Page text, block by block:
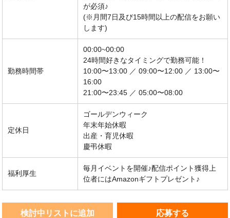
が必須♪
(※月間7日及び15時間以上の配信をお願い
します)
勤務時間帯
00:00~00:00
24時間好きなタイミングで勤務可能！
10:00〜13:00 ／ 09:00〜12:00 ／ 13:00〜
16:00
21:00〜23:45 ／ 05:00〜08:00
定休日
ゴールデンウィーク
年末年始休暇
出産・育児休暇
慶弔休暇
福利厚生
毎月イベントを開催♪配信ポイント獲得上
位者にはAmazonギフトプレゼント♪
検討中リストに追加 応募する